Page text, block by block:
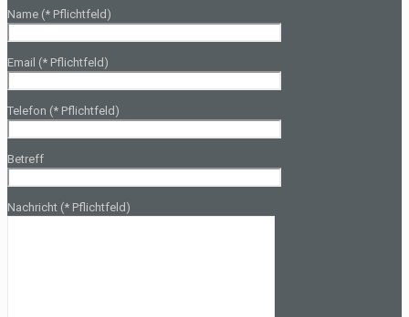
Name (* Pflichtfeld)
Email (* Pflichtfeld)
Telefon (* Pflichtfeld)
Betreff
Nachricht (* Pflichtfeld)